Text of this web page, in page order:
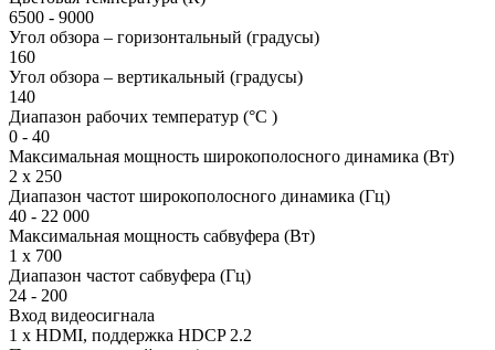
6500 - 9000
Угол обзора – горизонтальный (градусы)
160
Угол обзора – вертикальный (градусы)
140
Диапазон рабочих температур (°C )
0 - 40
Максимальная мощность широкополосного динамика (Вт)
2 x 250
Диапазон частот широкополосного динамика (Гц)
40 - 22 000
Максимальная мощность сабвуфера (Вт)
1 x 700
Диапазон частот сабвуфера (Гц)
24 - 200
Вход видеосигнала
1 x HDMI, поддержка HDCP 2.2